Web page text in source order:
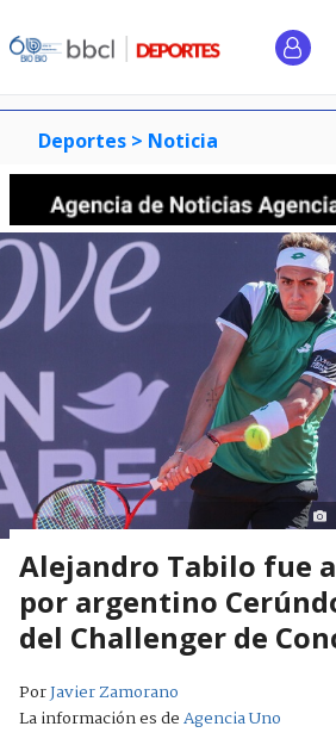
Deportes > Noticia
Alejandro Tabilo fue
por argentino
del Challenger de
PorJavier Zamorano
La información es deAgencia Uno